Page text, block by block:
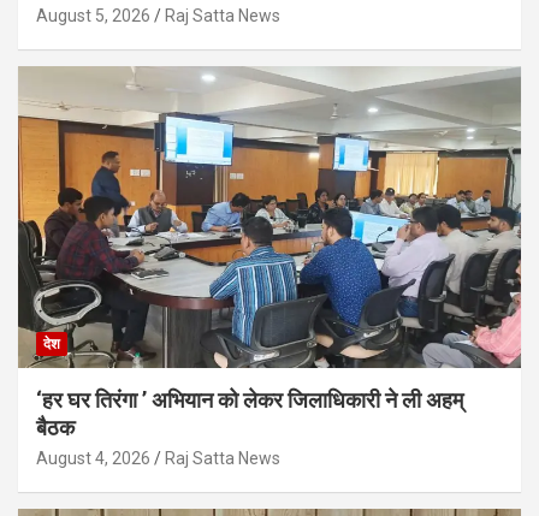
August 5, 2026 Raj Satta News
देश
‘हर घर तिरंगा ’ अभियान को लेकर जिलाधिकारी ने ली अहम्
बैठक
August 4, 2026 Raj Satta News